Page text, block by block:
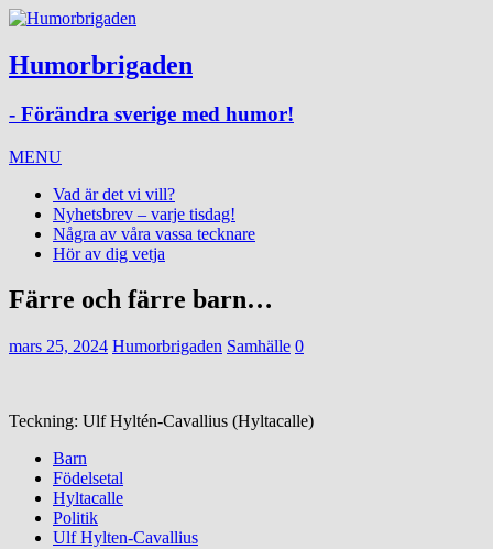
Humorbrigaden
- Förändra sverige med humor!
MENU
Vad är det vi vill?
Nyhetsbrev – varje tisdag!
Några av våra vassa tecknare
Hör av dig vetja
Färre och färre barn…
mars 25, 2024 Humorbrigaden Samhälle 0
Teckning: Ulf Hyltén-Cavallius (Hyltacalle)
Barn
Födelsetal
Hyltacalle
Politik
Ulf Hylten-Cavallius